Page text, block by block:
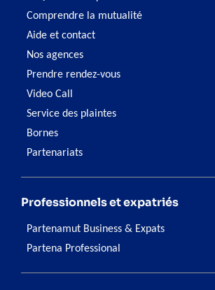
Comprendre la mutualité
Aide et contact
Nos agences
Prendre rendez-vous
Video Call
Service des plaintes
Bornes
Partenariats
Professionnels et expatriés
Partenamut Business & Expats
Partena Professional